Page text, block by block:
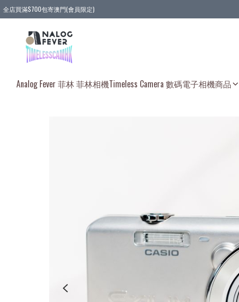
全店買滿$700包寄澳門(會員限定)
Analog Fever 菲林 菲林相機Timeless Camera 數碼電子相機商品